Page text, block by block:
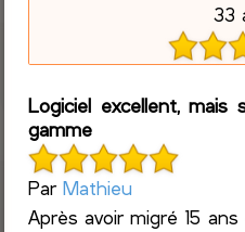
33
Logiciel excellent,
gamme
ParMathieu
Après avoir migré 15